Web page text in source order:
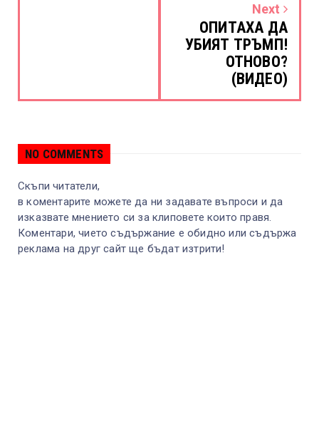
Next
ОПИТАХА ДА
УБИЯТ ТРЪМП!
ОТНОВО?
(ВИДЕО)
NO COMMENTS
Скъпи читатели,
в коментарите можете да ни задавате въпроси и да
изказвате мнението си за клиповете които правя.
Коментари, чието съдържание е обидно или съдържа
реклама на друг сайт ще бъдат изтрити!